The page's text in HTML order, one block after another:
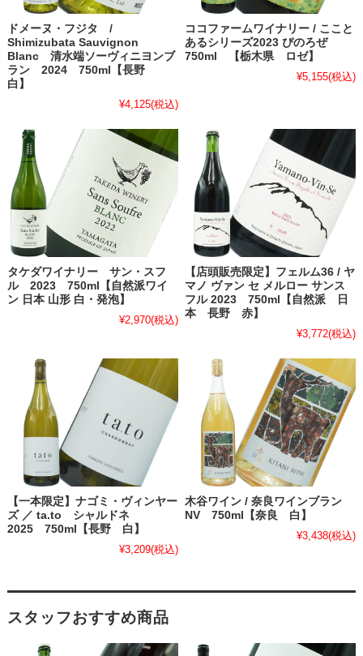
ドメーヌ・フジタ /
Shimizubata Sauvignon
Blanc 清水端ソーヴィニヨンブ
ラン 2024 750ml【長野
白】
¥4,125(税込)
ココファームワイナリー / ここと
あるシリーズ2023 ぴのろぜ
750ml 【栃木県 ロゼ】
¥5,155(税込)
タケダワイナリー サン・スフ
ル 2023 750ml【自然派ワイ
ン 日本 山形 白・発泡】
¥2,970(税込)
【店頭販売限定】フェルム36 / ヤ
マノ ヴァン セ メルロー サンス
フル 2023 750ml【自然派 日
本 長野 赤】
¥3,772(税込)
【一本限定】ナゴミ・ヴィンヤー
ズ ／ ta.to シャルドネ
2025 750ml【長野 白】
¥3,209(税込)
木谷ワイン / 奈良ワインブラン
NV 750ml【奈良 白】
¥3,438(税込)
スタッフおすすめ商品